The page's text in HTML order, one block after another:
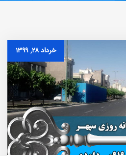
خرداد ۲۸, ۱۳۹۹